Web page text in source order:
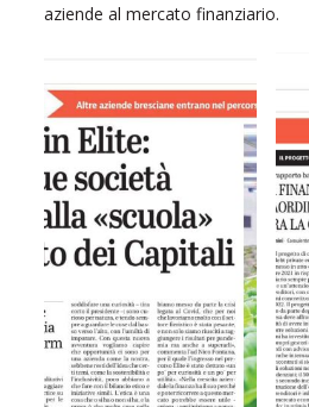
aziende al mercato finanziario.